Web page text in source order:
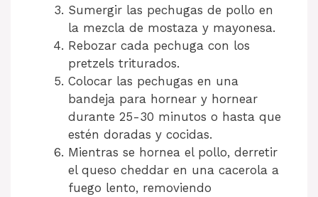
Sumergir las pechugas de pollo en
la mezcla de mostaza y mayonesa.
Rebozar cada pechuga con los
pretzels triturados.
Colocar las pechugas en una
bandeja para hornear y hornear
durante 25-30 minutos o hasta que
estén doradas y cocidas.
Mientras se hornea el pollo, derretir
el queso cheddar en una cacerola a
fuego lento, removiendo